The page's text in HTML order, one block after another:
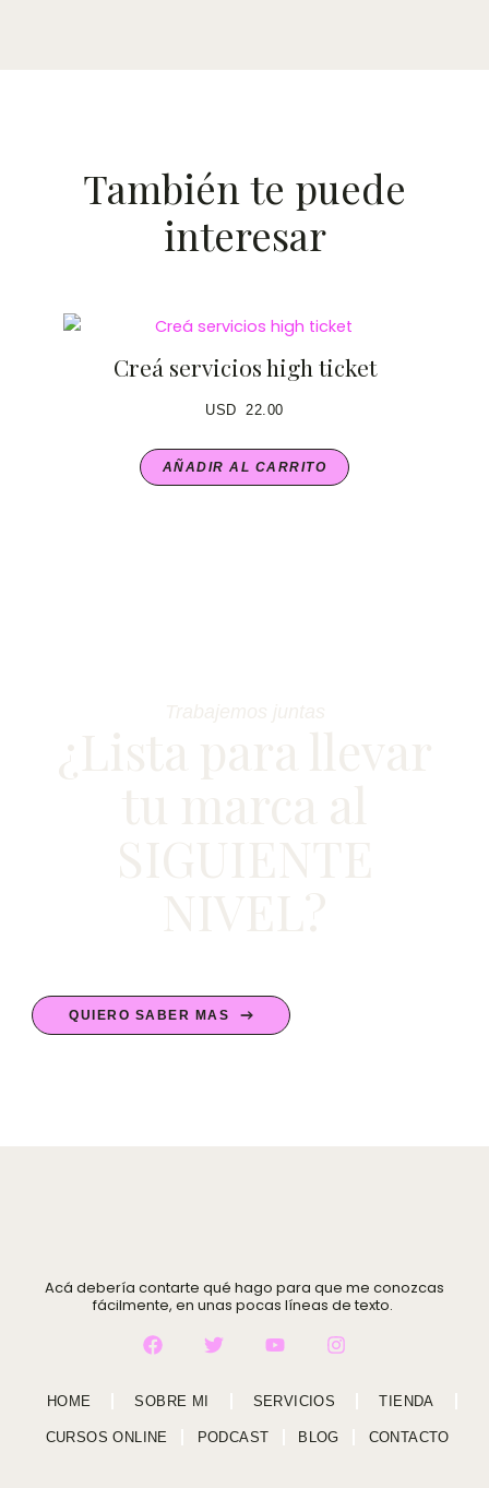
También te puede
interesar
Creá servicios high ticket
USD 22.00
AÑADIR AL CARRITO
QUIERO SABER MÁS
Acá debería contarte qué hago para que me conozcas
fácilmente, en unas pocas líneas de texto.
F
a
c
b
o
o
T
w
i
r
Y
o
u
u
b
I
n
s
r
HOME SOBRE MI SERVICIOS TIENDA
CURSOS ONLINE PODCAST BLOG CONTACTO